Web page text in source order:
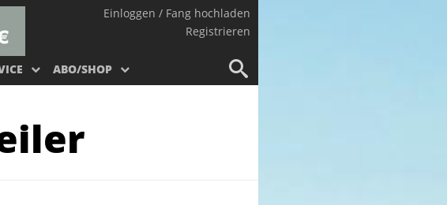
Einloggen / Fang hochladen
Registrieren
ABO/SHOP